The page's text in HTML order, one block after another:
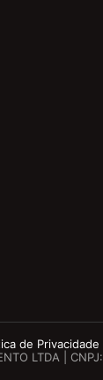
de Privacidade
LTDA | CNPJ: